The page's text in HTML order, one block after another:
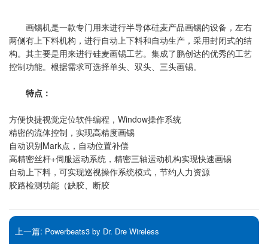
画锡机是一款专门用来进行半导体硅麦产品画锡的设备，左右
两侧有上下料机构，进行自动上下料和自动生产，采用封闭式的结
构。其主要是用来进行硅麦画锡工艺。集成了鹏创达的优秀的工艺
控制功能。根据需求可选择单头、双头、三头画锡。
特点：
方便快捷视觉定位软件编程，Window操作系统
精密的流体控制，实现高精度画锡
自动识别Mark点，自动位置补偿
高精密丝杆+伺服运动系统，精密三轴运动机构实现快速画锡
自动上下料，可实现巡视操作系统模式，节约人力资源
胶路检测功能（缺胶、断胶
上一篇: Powerbeats3 by Dr. Dre Wireless